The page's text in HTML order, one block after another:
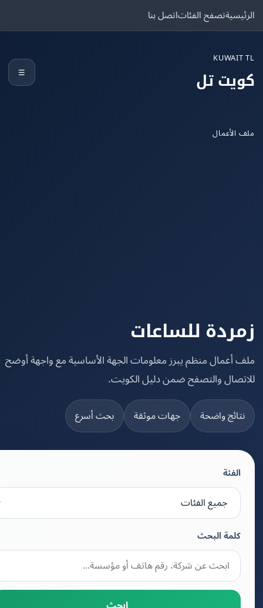
تصفح الفئاتاتصل بنا
تل
للساعات
منظم يبرز معلومات الجهة الأساسية مع واجهة أوضح
والتصفح ضمن دليل الكويت.
واضحة جهات موثقة بحث أسرع
كلمة البحث